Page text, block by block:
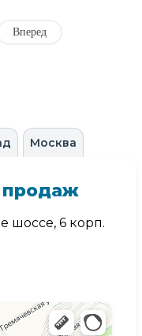
Вперед
Москва
шоссе, 6 корп.